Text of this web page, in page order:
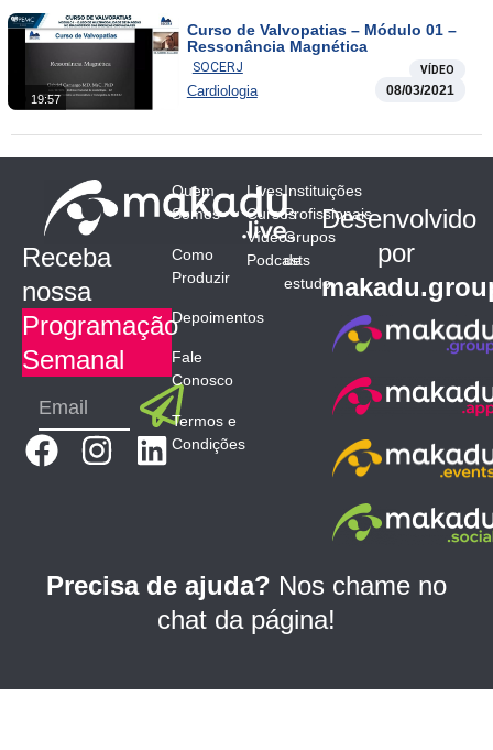
19:57
Curso de Valvopatias – Módulo 01 –
Ressonância Magnética
SOCERJ VÍDEO
Cardiologia 08/03/2021
Receba
nossa
Programação
Semanal
Submit
F
b
k
I
a
a
L
e
d
n
Quem
Somos
Como
Produzir
Depoimentos
Fale
Conosco
Termos e
Condições
Lives
Cursos
Vídeos
Podcasts
Instituições
Profissionais
Grupos
de
estudo
Desenvolvido
por
Precisa de ajuda? Nos chame no
chat da página!